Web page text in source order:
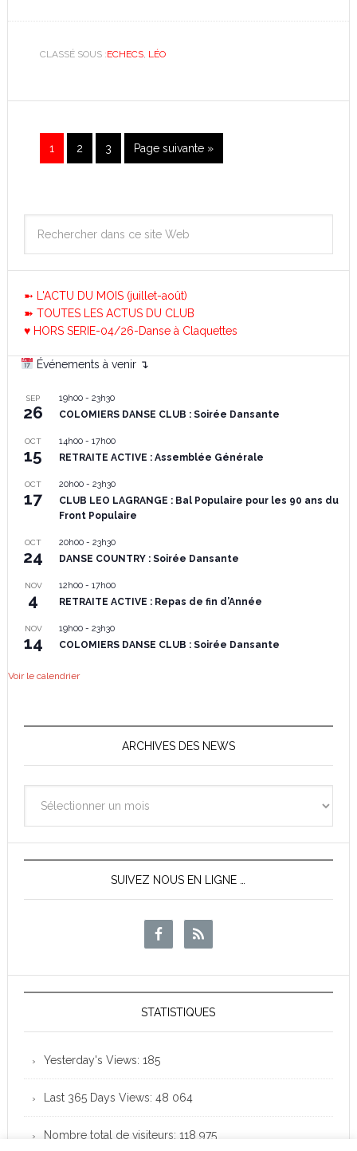
CLASSÉ SOUS :ECHECS, LÉO
1 2 3 Page suivante »
➼ L'ACTU DU MOIS (juillet-août)
➽ TOUTES LES ACTUS DU CLUB
♥ HORS SERIE-04/26-Danse à Claquettes
Événements à venir ↴
SEP
26
19h00- 23h30
COLOMIERS DANSE CLUB : Soirée Dansante
OCT
15
14h00- 17h00
RETRAITE ACTIVE : Assemblée Générale
OCT
17
20h00- 23h30
CLUB LEO LAGRANGE : Bal Populaire pour les 90 ans du
Front Populaire
OCT
24
20h00- 23h30
DANSE COUNTRY : Soirée Dansante
NOV
4
12h00- 17h00
RETRAITE ACTIVE : Repas de fin d’Année
NOV
14
19h00- 23h30
COLOMIERS DANSE CLUB : Soirée Dansante
Voir le calendrier
ARCHIVES DES NEWS
des
News
SUIVEZ NOUS EN LIGNE …
STATISTIQUES
Yesterday's Views: 185
Last 365 Days Views: 48 064
Nombre total de visiteurs: 118 975